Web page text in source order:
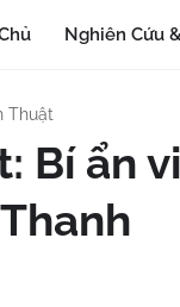
Nghiên Cứu
Thuật
Bí ẩn